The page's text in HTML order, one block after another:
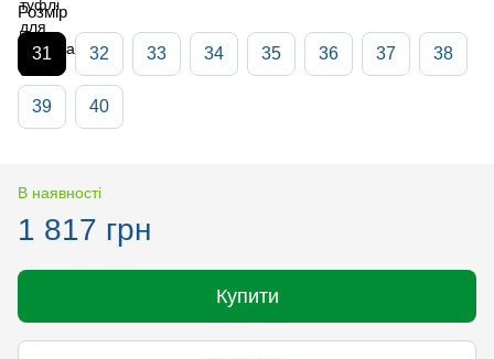
Розмір
31 32 33 34 35 36 37 38
39 40
В наявності
1 817 грн
Купити